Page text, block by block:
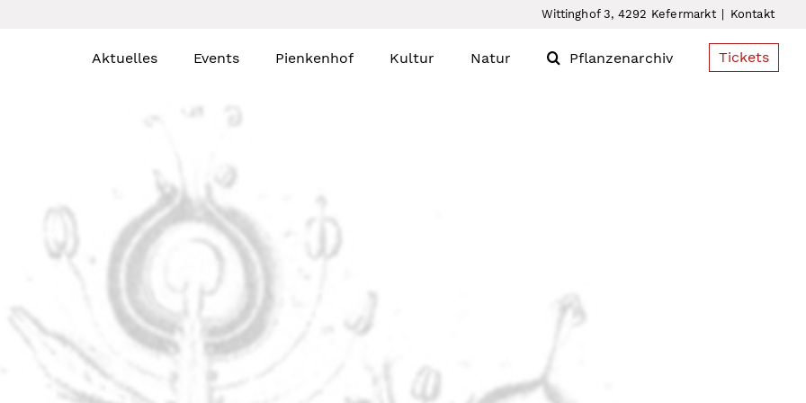
Wittinghof 3, 4292 Kefermarkt Kontakt
Aktuelles Events Pienkenhof Kultur Natur Pflanzenarchiv Tickets